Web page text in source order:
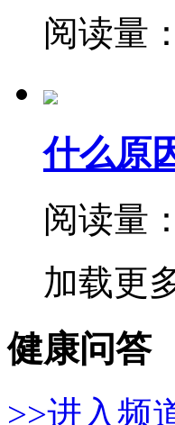
阅读量
什么原
阅读量
加载更
健康问答
>>进入频